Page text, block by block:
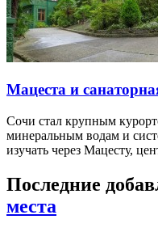
Мацеста и
Сочи стал крупным
минеральным водам и
изучать через Мацесту,
Последние
места